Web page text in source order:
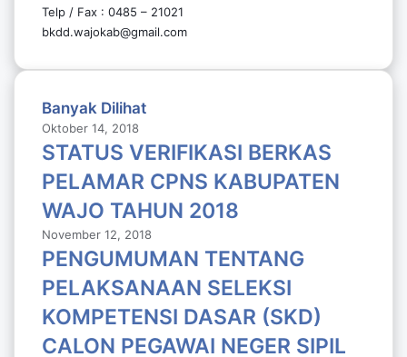
Telp / Fax : 0485 – 21021
bkdd.wajokab@gmail.com
Banyak Dilihat
Oktober 14, 2018
STATUS VERIFIKASI BERKAS
PELAMAR CPNS KABUPATEN
WAJO TAHUN 2018
November 12, 2018
PENGUMUMAN TENTANG
PELAKSANAAN SELEKSI
KOMPETENSI DASAR (SKD)
CALON PEGAWAI NEGER SIPIL